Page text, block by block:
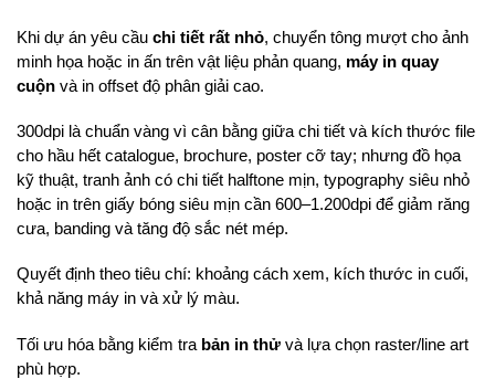
Khi dự án yêu cầu chi tiết rất nhỏ, chuyển tông mượt cho ảnh
minh họa hoặc in ấn trên vật liệu phản quang, máy in quay
cuộn và in offset độ phân giải cao.
300dpi là chuẩn vàng vì cân bằng giữa chi tiết và kích thước file
cho hầu hết catalogue, brochure, poster cỡ tay; nhưng đồ họa
kỹ thuật, tranh ảnh có chi tiết halftone mịn, typography siêu nhỏ
hoặc in trên giấy bóng siêu mịn cần 600–1.200dpi để giảm răng
cưa, banding và tăng độ sắc nét mép.
Quyết định theo tiêu chí: khoảng cách xem, kích thước in cuối,
khả năng máy in và xử lý màu.
Tối ưu hóa bằng kiểm tra bản in thử và lựa chọn raster/line art
phù hợp.